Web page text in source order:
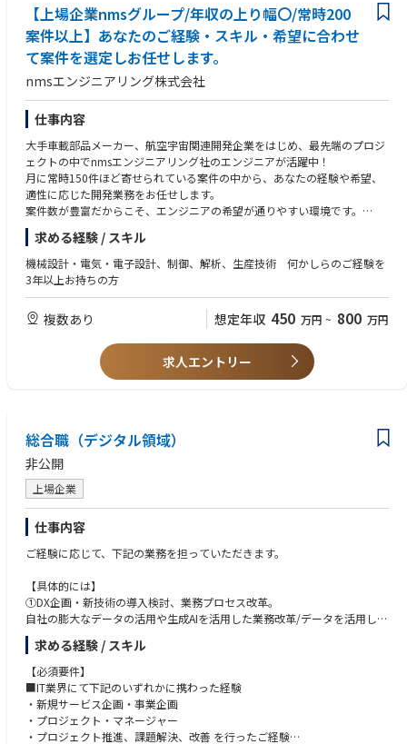
＜職場環境・働き方＞
部300名、各課20名規模のチームで、中途採用者の比率も高い部署です。
量産開発、先行開発の両方を担当しており、職場も活発に論議する雰囲気
の部署です。社内のコネクテッド関連部署以外、海外拠点、海外サプライ
ヤとのコミュニケーション機会も多い部署です。
＜アピールポイント（職務の魅力）＞
①自分たちで企画・提案し、価値を創出した新たなコネクティッドデバイ
スを製品化し、世界中のお客様に提供できることが、この仕事の最大のや
りがいです。
クルマと外をつなぐコネクティドカーのコアな部分の製品設計に携わるこ
とができ、4G/5Gを始めとした革新し続ける通信技術を車に搭載し、新た
な価値を創造する試みに挑戦できます。
車両における各種車載ECUとモバイルネットワークを含むクラウドをシス
テムとして捉えた設計スキルや、システムを支えるコンポーネントの製品
開発を通じた高度な技術知識、
さらにグローバルな環境で必要となる英語でのコミュニケーション能力だ
けでなく、関係するステークホルダーも多岐に渡るため優れたビジネスミ
ュニケーション能力も身につけることができます。
コネクテッドカーおよびサービス開発におけるコンポーネント開発エンジ
ニアとしてキャリアを積んだ後は、マネジメントポジションへのステップ
アップも可能です。
多様なバックグラウンドを持った多くのステークホルダーと、お互いの力
を合わせてより良いプロダクトづくりに取り組んでいます。お客様にとっ
てより良い製品を提供するという共通目標に向かって、上位層含め、気づ
きを直ちに共有でき、他メンバーとの壁が低く、活発な意見交換ができる
非常にオープンな雰囲気です。
E/CCS/
https://www.nissanmotor.jobs/japan/MC/EEandSystemsEngineeringDivi
sion/
＜アピールポイント（職務の魅力）/Selling point of this position＞
①職務を通して得られるスキル
自身が開発に携わったプロダクト・サービスを通じて、世界中の人々のカ
ーライフに影響を与えることができます。例えば、北米のQX80に搭載し
たIndivisual Audioのように、世界初の技術でお客様のカーオーディオの常
識を覆すような仕事に携わることができます。また、社内外、及び海外拠
点の多岐に渡るメンバーと密にコミュニケーションをとることで、多角的
境があります。
様々な協力会社や海外サプライヤーと協業しながら、コネクテッドカー＆
サービスを展開する世界中の地域との会議があり、英語を使ったコミュニ
様に新しい価値体験や喜びを与えることが出来るポジションです。中途入
社社員の経験事例：・電機メーカー、Tier1でTV tuner ハードウェア開発、
カメラ制御ユニットやソフトウェア開発経験
・チームリーダー経験
・車両電子電装の基礎知識があり、サービス実現に必要な車両システムが
想定できる
・TOEIC：730
■求める人物像
以下の志をもって行動する方
・ グローバルな感覚を持ち、多角的な視点で物事を考えられる方
・ 最後まであきらめず物事をやりきる志を持つ方
・ 成長を実感するために、学ぶ意欲と挑戦する勇気を持っている方
・ 異なる文化・意見を受け入れ、積極的にコミュニケーションを図れる方
・ 公平性・透明性を意識して、業務に取り組める方
・ 自ら進んでまず動く、現場主義で軽快なフットワークを持っている方
・ 世の中の新しい情報や技術に興味・関心を持って積極的に取り入れる柔
軟性を持っている方
【上場企業nmsグループ/年収の上り幅〇/常時200
案件以上】あなたのご経験・スキル・希望に合わせ
て案件を選定しお任せします。
nmsエンジニアリング株式会社
仕事内容
大手車載部品メーカー、航空宇宙関連開発企業をはじめ、最先端のプロジ
ェクトの中でnmsエンジニアリング社のエンジニアが活躍中！
月に常時150件ほど寄せられている案件の中から、あなたの経験や希望、
適性に応じた開発業務をお任せします。
案件数が豊富だからこそ、エンジニアの希望が通りやすい環境です。
＜案件例＞
【業務内容】あなたの経験・希望・適性を基に、以下の開発業務をお任せ
します。
■ 機械系エンジニア業務
・自動車（車体・ディーゼルエンジン・ドア等）の機械設計、機構設計
・熱交換器の設計業務
・航空機・人工衛星・防衛機器に関する機械設計
・無線機器・防衛機器の機械設計
・生産工程設計、生産技術業務
■ 電気・電子エンジニア業務
・FPGA設計（防衛向け試験装置／高速通信インターフェース）
・LSI（デジタル）回路設計
・無線機器に関する回路設計
・防衛用シミュレーション機器の工程間検査、機能・性能試験、完成品検
査
＝＝＝＝＝＝＝＝＝＝＝＝＝＝＝＝
【年収例】
550万円／中途入社2年目／機械設計（30歳)（月給46万円）
740万円／中途入社3年目／機械設計プロジェクトリーダー（48歳）（月
給62万円）
■ポイント
“エンジニアファースト”を第一に、エンジニアの希望に応じたアサインを
行っています。
構想設計にチャレンジしたい/設計力を磨きたい/トレンド技術・最先端開
求める経験 / スキル
機械設計・電気・電子設計、制御、解析、生産技術 何かしらのご経験を
3年以上お持ちの方
複数あり 想定年収 450 万円 ~ 800 万円
求人エントリー
総合職（デジタル領域）
非公開
上場企業
仕事内容
ご経験に応じて、下記の業務を担っていただきます。
【具体的には】
①DX企画・新技術の導入検討、業務プロセス改革。
自社の膨大なデータの活用や生成AIを活用した業務改革/データを活用した
新規事業の立上げ支援/既存のRPAツールを別ツールにリプレイスし社内の
活用推進/既存の中規模レガシーシステムの刷新等
②社内インフラ領域。クラウド化やセキュリティ対策、GoogleWorkspac
eの運用・活用推進など
③社内外の複数の大規模システムの刷新もしくは新規導入に向けた企画、
求める経験 / スキル
【必須要件】
■IT業界にて下記のいずれかに携わった経験
・新規サービス企画・事業企画
・プロジェクト・マネージャー
・プロジェクト推進、課題解決、改善 を行ったご経験